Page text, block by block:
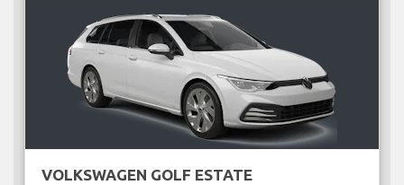
VOLKSWAGEN GOLF ESTATE